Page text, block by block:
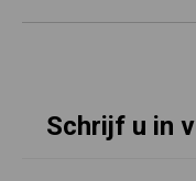
Schrijf u in